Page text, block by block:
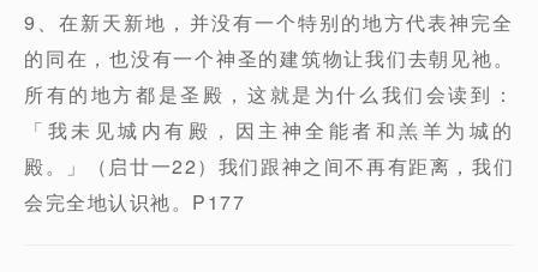
9、在新天新地，并没有一个特别的地方代表神完全
的同在，也没有一个神圣的建筑物让我们去朝见祂。
所有的地方都是圣殿，这就是为什么我们会读到：
「我未见城内有殿，因主神全能者和羔羊为城的
殿。」（启廿一22）我们跟神之间不再有距离，我们
会完全地认识祂。P177